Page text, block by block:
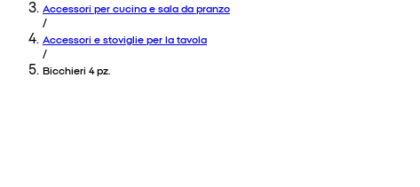
Accessori per cucina e sala da pranzo
/
Accessori e stoviglie per la tavola
/
Bicchieri 4 pz.